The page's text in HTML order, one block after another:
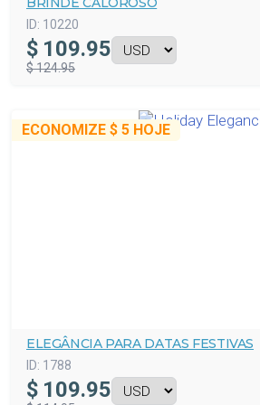
ID: 10220
$ 109.95
$ 124.95
ECONOMIZE $ 5 HOJE
ELEGÂNCIA PARA DATAS FESTIVAS
ID: 1788
$ 109.95